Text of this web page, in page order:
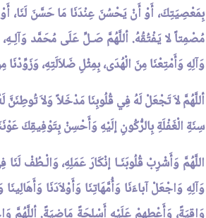
بِمَعْصِيَتِكَ، أَوْ أَنْ يَحْسُنَ عِنْدَنَا مَا حَسَّنَ لَنَا، أَوْ
مُصْمِتاً لا يَفْتُقُهُ. أللَّهُمَّ صَـلِّ عَلَى مُحَمَّد
وَآلِهِ وَأَمْتِعْنَا مِنَ الْهُدَى، بِمِثْلِ ضَلاَلَتِهِ،
أللَّهُمَّ لاَ تَجْعَلْ لَهُ فِي قُلُوبِنَا مَدْخَلاً وَلاَ تُوطِنَنَّ
سِنَةِ الْغَفْلَةِ بِالرُّكُونِ إلَيْهِ وَأَحْسِنْ بِتَوْفِيقِكَ
اللَّهُمَّ وَأَشْرِبْ قُلُوبَنَـا إنْكَارَ عَمَلِهِ،
وَآلِهِ وَاجْعَلْ آباءَنَا وَأُمَّهَاتِنَا وَأَوْلاَدَنَا